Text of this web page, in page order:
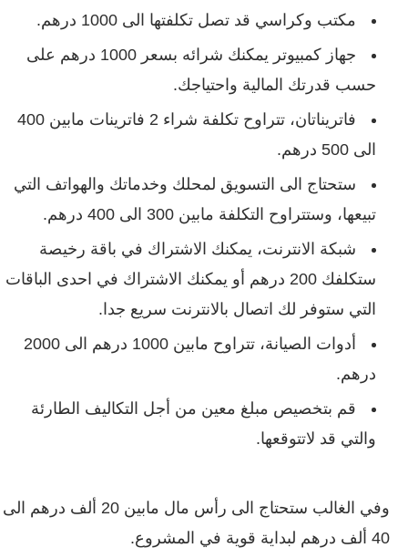
مكتب وكراسي قد تصل تكلفتها الى 1000 درهم.
جهاز كمبيوتر يمكنك شرائه بسعر 1000 درهم على
حسب قدرتك المالية واحتياجك.
فاتريناتان، تتراوح تكلفة شراء 2 فاترينات مابين 400
الى 500 درهم.
ستحتاج الى التسويق لمحلك وخدماتك والهواتف التي
تبيعها، وستتراوح التكلفة مابين 300 الى 400 درهم.
شبكة الانترنت، يمكنك الاشتراك في باقة رخيصة
ستكلفك 200 درهم أو يمكنك الاشتراك في احدى الباقات
التي ستوفر لك اتصال بالانترنت سريع جدا.
أدوات الصيانة، تتراوح مابين 1000 درهم الى 2000
درهم.
قم بتخصيص مبلغ معين من أجل التكاليف الطارئة
والتي قد لاتتوقعها.
وفي الغالب ستحتاج الى رأس مال مابين 20 ألف درهم الى
40 ألف درهم لبداية قوية في المشروع.